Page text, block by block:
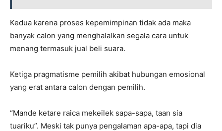
Kedua karena proses kepemimpinan tidak ada maka
banyak calon yang menghalalkan segala cara untuk
menang termasuk jual beli suara.
Ketiga pragmatisme pemilih akibat hubungan emosional
yang erat antara calon dengan pemilih.
“Mande ketare raica mekeilek sapa-sapa, taan sia
tuariku”. Meski tak punya pengalaman apa-apa, tapi dia